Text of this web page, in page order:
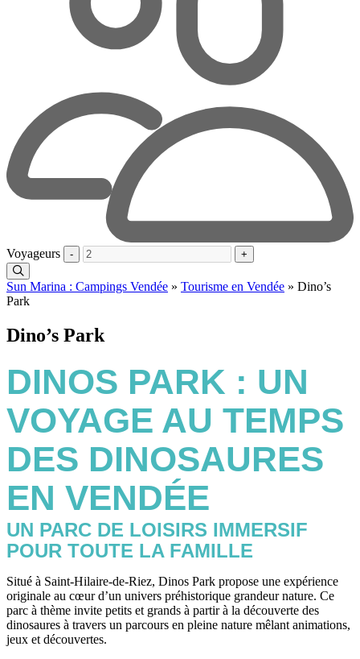
Voyageurs - +
Sun Marina : Campings Vendée » Tourisme en Vendée » Dino’s
Park
Dino’s Park
DINOS PARK : UN
VOYAGE AU TEMPS
DES DINOSAURES
EN VENDÉE
UN PARC DE LOISIRS IMMERSIF
POUR TOUTE LA FAMILLE
Situé à Saint-Hilaire-de-Riez, Dinos Park propose une expérience
originale au cœur d’un univers préhistorique grandeur nature. Ce
parc à thème invite petits et grands à partir à la découverte des
dinosaures à travers un parcours en pleine nature mêlant animations,
jeux et découvertes.